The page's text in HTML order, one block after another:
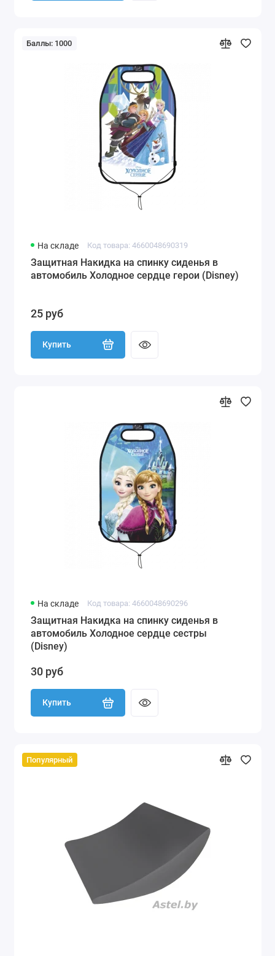
Баллы: 1000
На складе Код товара: 4660048690319
Защитная Накидка на спинку сиденья в
автомобиль Холодное сердце герои (Disney)
25 руб
Купить
На складе Код товара: 4660048690296
Защитная Накидка на спинку сиденья в
автомобиль Холодное сердце сестры
(Disney)
30 руб
Купить
Популярный